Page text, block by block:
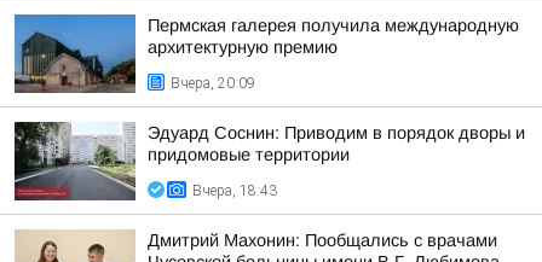
Пермская галерея получила международную
архитектурную премию
Вчера, 20:09
Эдуард Соснин: Приводим в порядок дворы и
придомовые территории
Вчера, 18:43
Дмитрий Махонин: Пообщались с врачами